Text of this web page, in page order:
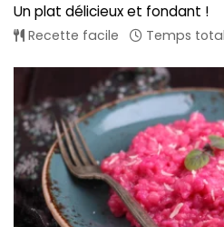
Un plat délicieux et fondant !
Recette facile Temps